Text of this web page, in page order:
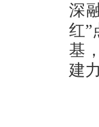
深
红”
基
建